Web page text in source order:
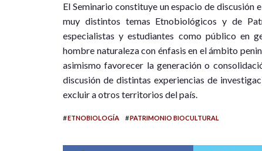
El Seminario constituye un espacio de
muy distintos temas Etnobiológicos y de
especialistas y estudiantes como público en
hombre naturaleza con énfasis en el ámbito
asimismo favorecer la generación o
discusión de distintas experiencias de
excluir a otros territorios del país.
#ETNOBIOLOGÍA #PATRIMONIO BIOCULTURAL